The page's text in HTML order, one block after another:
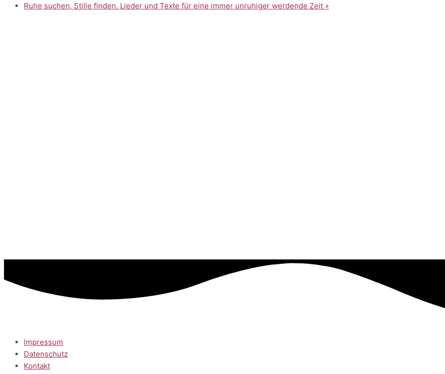
Ruhe suchen, Stille finden. Lieder und Texte für eine immer unruhiger werdende Zeit »
Impressum
Datenschutz
Kontakt